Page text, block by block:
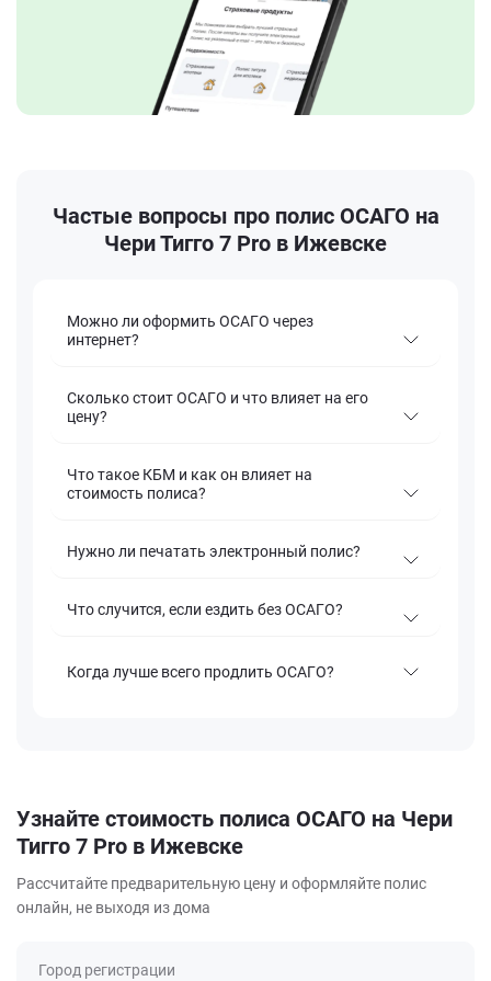
Частые вопросы про полис ОСАГО на
Чери Тигго 7 Pro в Ижевске
Можно ли оформить ОСАГО через
интернет?
Сколько стоит ОСАГО и что влияет на его
цену?
Что такое КБМ и как он влияет на
стоимость полиса?
Нужно ли печатать электронный полис?
Что случится, если ездить без ОСАГО?
Когда лучше всего продлить ОСАГО?
Узнайте стоимость полиса ОСАГО на Чери
Тигго 7 Pro в Ижевске
Рассчитайте предварительную цену и оформляйте полис
онлайн, не выходя из дома
Город регистрации